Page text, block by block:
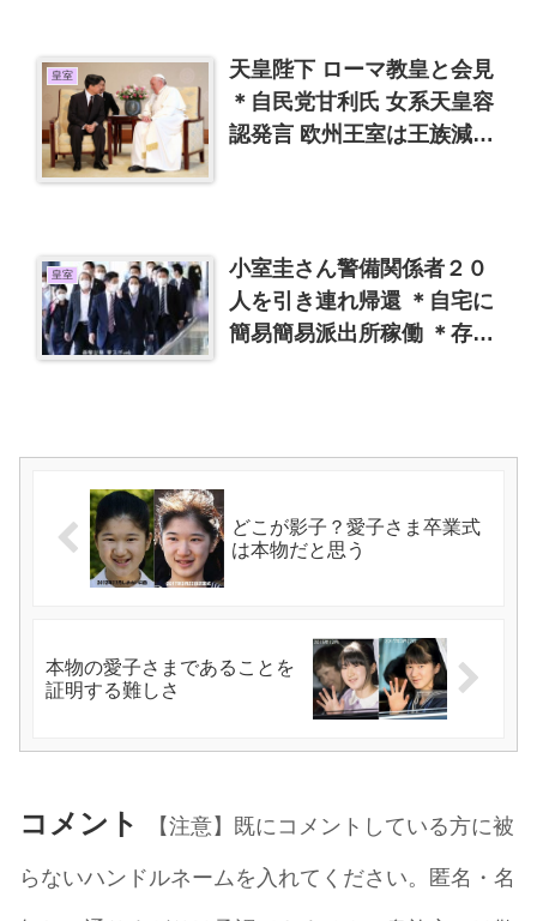
皇室
天皇陛下 ローマ教皇と会見
＊自民党甘利氏 女系天皇容
認発言 欧州王室は王族減少
皇室
小室圭さん警備関係者２０
人を引き連れ帰還 ＊自宅に
簡易簡易派出所稼働 ＊存在
どこが影子？愛子さま卒業式
は本物だと思う
本物の愛子さまであることを
証明する難しさ
コメント
【注意】既にコメントしている方に被
らないハンドルネームを入れてください。匿名・名